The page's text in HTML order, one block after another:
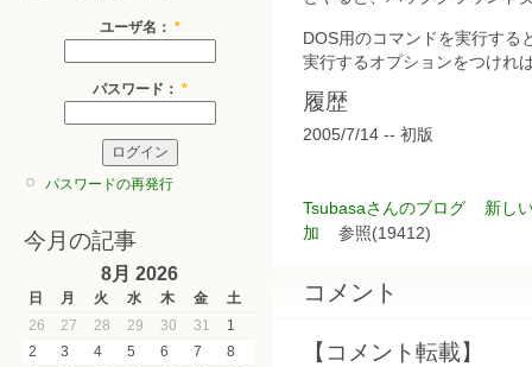
ユーザ名： *
パスワード： *
パスワードの再発行
今月の記事
8月 2026
日 月 火 水 木 金
土
26
27 28 29 30 31
1
2
3 4 5 6 7
8
DOS用のコマンドを実行する
実行するオプションをつけれ
履歴
2005/7/14 -- 初版
Tsubasaさんのブログ
新し
加
参照(19412)
コメント
【コメント転載】